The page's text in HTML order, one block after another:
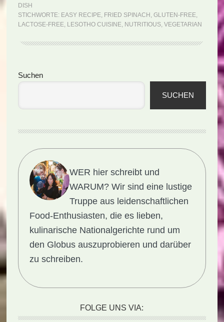
(Rezept)
DISH
STICHWORTE: EASY RECIPE, FRIED SPINACH , GLUTEN-FREE,
LACTOSE-FREE, LESOTHO CUISINE, NUTRITIOUS, VEGETARIAN
Seitenspalte
Suchen
SUCHEN
WER hier schreibt und
WARUM? Wir sind eine lustige
Truppe aus leidenschaftlichen
Food-Enthusiasten, die es lieben,
kulinarische Nationalgerichte rund um
den Globus auszuprobieren und darüber
zu schreiben.
FOLGE UNS VIA: